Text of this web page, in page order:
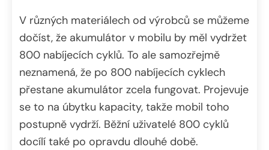
V různých materiálech od výrobců se můžeme
dočíst, že akumulátor v mobilu by měl vydržet
800 nabíjecích cyklů. To ale samozřejmě
neznamená, že po 800 nabíjecích cyklech
přestane akumulátor zcela fungovat. Projevuje
se to na úbytku kapacity, takže mobil toho
postupně vydrží. Běžní uživatelé 800 cyklů
docílí také po opravdu dlouhé době.